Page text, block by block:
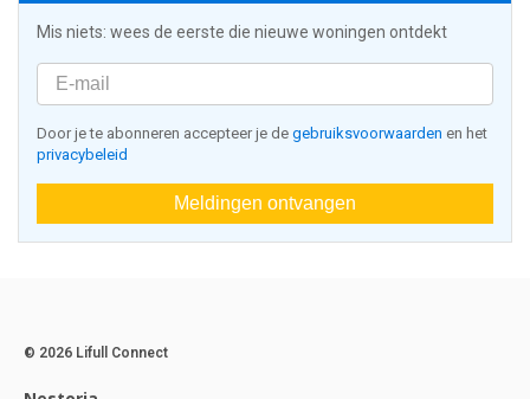
Mis niets: wees de eerste die nieuwe woningen ontdekt
Door je te abonneren accepteer je de gebruiksvoorwaarden en het
privacybeleid
Meldingen ontvangen
© 2026 Lifull Connect